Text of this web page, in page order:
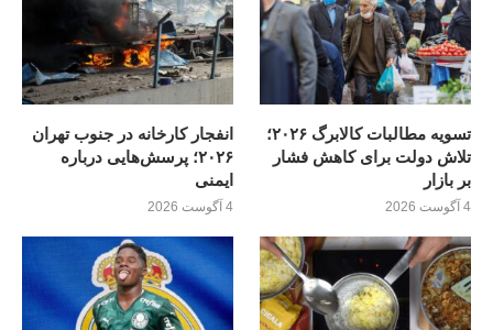
تسویه مطالبات کالابرگ ۲۰۲۶؛
تلاش دولت برای کاهش فشار
بر بازار
4 آگوست 2026
انفجار کارخانه در جنوب تهران
۲۰۲۶؛ پرسش‌هایی درباره
ایمنی
4 آگوست 2026